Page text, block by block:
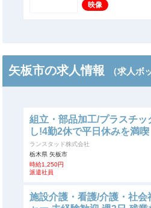
映像
矢板市の求人情報 （求人ボ
組立・部品加工/プラスチッ
し!4勤2休で平日休みを満喫
ランスタッド株式会社
栃木県 矢板市
時給1,250円
派遣社員
施設介護・看護/介護・社